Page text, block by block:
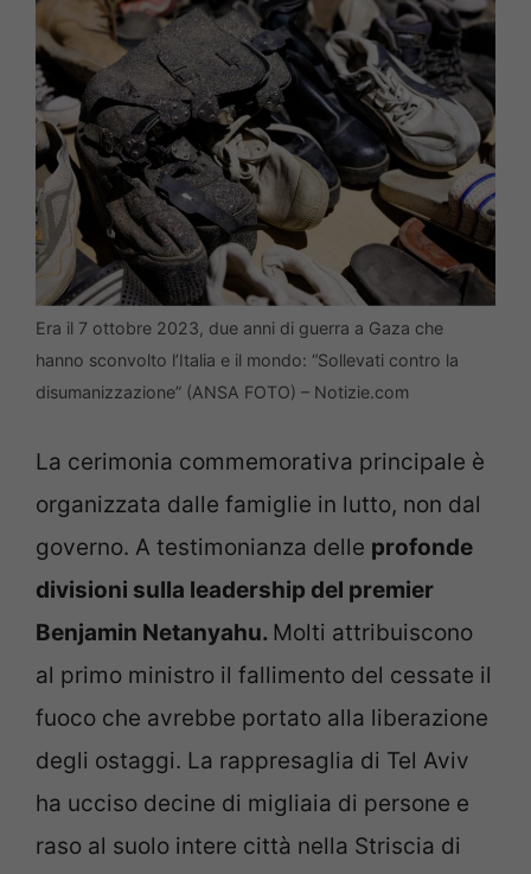
Era il 7 ottobre 2023, due anni di guerra a Gaza che
hanno sconvolto l’Italia e il mondo: “Sollevati contro la
disumanizzazione” (ANSA FOTO) – Notizie.com
La cerimonia commemorativa principale è
organizzata dalle famiglie in lutto, non dal
governo. A testimonianza delle profonde
divisioni sulla leadership del premier
Benjamin Netanyahu. Molti attribuiscono
al primo ministro il fallimento del cessate il
fuoco che avrebbe portato alla liberazione
degli ostaggi. La rappresaglia di Tel Aviv
ha ucciso decine di migliaia di persone e
raso al suolo intere città nella Striscia di